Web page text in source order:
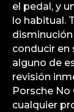
el pedal, y
lo habitual.
disminución
conducir en
alguno de
revisión
Porsche
cualquier